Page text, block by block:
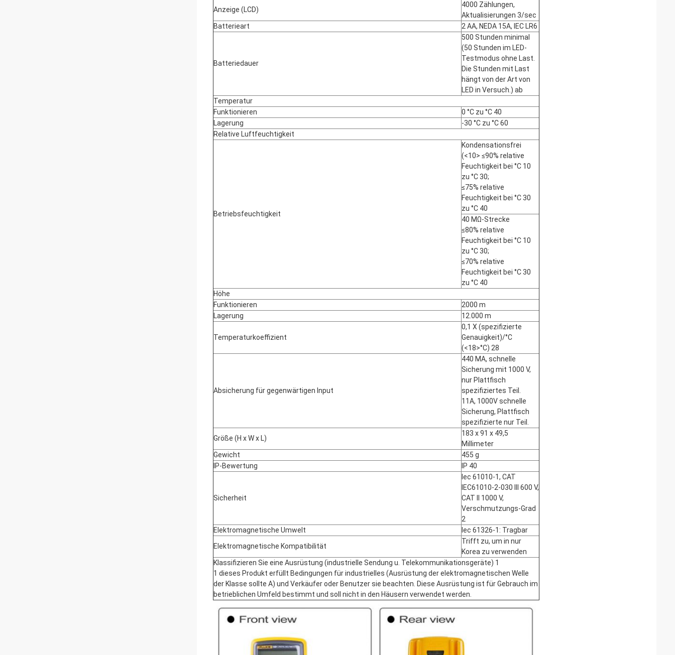
Anzeige (LCD)
4000 Zählungen,
Aktualisierungen 3/sec
Batterieart
2 AA, NEDA 15A, IEC LR6
Batteriedauer
500 Stunden minimal
(50 Stunden im LED-
Testmodus ohne Last.
Die Stunden mit Last
hängt von der Art von
LED in Versuch.) ab
Temperatur
Funktionieren
0 °C zu °C 40
Lagerung
-30 °C zu °C 60
Relative Luftfeuchtigkeit
Betriebsfeuchtigkeit
Kondensationsfrei
(<10> ≤90% relative
Feuchtigkeit bei °C 10
zu °C 30;
≤75% relative
Feuchtigkeit bei °C 30
zu °C 40
40 MΩ-Strecke
≤80% relative
Feuchtigkeit bei °C 10
zu °C 30;
≤70% relative
Feuchtigkeit bei °C 30
zu °C 40
Höhe
Funktionieren
2000 m
Lagerung
12.000 m
Temperaturkoeffizient
0,1 X (spezifizierte
Genauigkeit)/°C
(<18>°C) 28
Absicherung für gegenwärtigen Input
440 MA, schnelle
Sicherung mit 1000 V,
nur Plattfisch
spezifiziertes Teil.
11A, 1000V schnelle
Sicherung, Plattfisch
spezifizierte nur Teil.
Größe (H x W x L)
183 x 91 x 49,5
Millimeter
Gewicht
455 g
IP-Bewertung
IP 40
Sicherheit
Iec 61010-1, CAT
IEC61010-2-030 III 600 V,
CAT II 1000 V,
Verschmutzungs-Grad
2
Elektromagnetische Umwelt
Iec 61326-1: Tragbar
Elektromagnetische Kompatibilität
Trifft zu, um in nur
Korea zu verwenden
Klassifizieren Sie eine Ausrüstung (industrielle Sendung u. Telekommunikationsgeräte) 1
1 dieses Produkt erfüllt Bedingungen für industrielles (Ausrüstung der elektromagnetischen Welle
der Klasse sollte A) und Verkäufer oder Benutzer sie beachten. Diese Ausrüstung ist für Gebrauch im
betrieblichen Umfeld bestimmt und soll nicht in den Häusern verwendet werden.